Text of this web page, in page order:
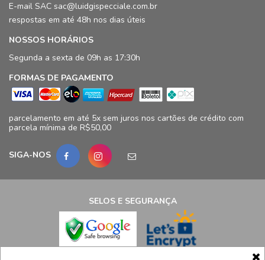
E-mail SAC sac@luidgispecciale.com.br
respostas em até 48h nos dias úteis
NOSSOS HORÁRIOS
Segunda a sexta de 09h as 17:30h
FORMAS DE PAGAMENTO
parcelamento em até 5x sem juros nos cartões de crédito com
parcela mínima de R$50,00
SIGA-NOS
SELOS E SEGURANÇA